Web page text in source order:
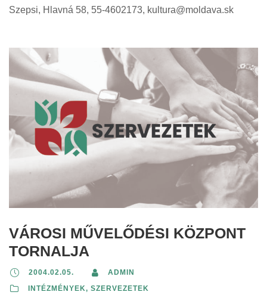
Szepsi, Hlavná 58, 55-4602173, kultura@moldava.sk
VÁROSI MŰVELŐDÉSI KÖZPONT
TORNALJA
2004.02.05.
ADMIN
INTÉZMÉNYEK, SZERVEZETEK